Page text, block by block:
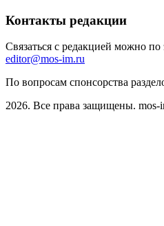
Контакты редакции
Связаться с редакцией можно по
editor@mos-im.ru
По вопросам спонсорства
2026. Все права защищены. mos-